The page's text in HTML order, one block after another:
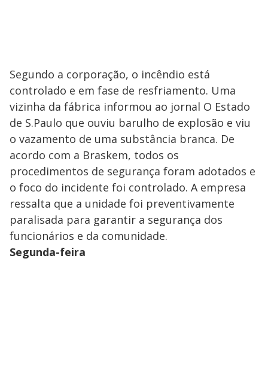
Segundo a corporação, o incêndio está
controlado e em fase de resfriamento. Uma
vizinha da fábrica informou ao jornal O Estado
de S.Paulo que ouviu barulho de explosão e viu
o vazamento de uma substância branca. De
acordo com a Braskem, todos os
procedimentos de segurança foram adotados e
o foco do incidente foi controlado. A empresa
ressalta que a unidade foi preventivamente
paralisada para garantir a segurança dos
funcionários e da comunidade.
Segunda-feira